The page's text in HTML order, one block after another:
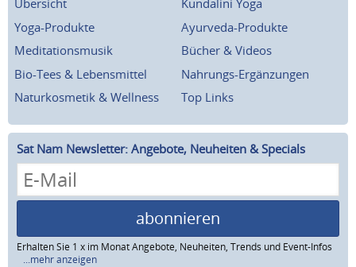
Übersicht
Kundalini Yoga
Yoga-Produkte
Ayurveda-Produkte
Meditationsmusik
Bücher & Videos
Bio-Tees & Lebensmittel
Nahrungs-Ergänzungen
Naturkosmetik & Wellness
Top Links
Sat Nam Newsletter: Angebote, Neuheiten & Specials
abonnieren
Erhalten Sie 1 x im Monat Angebote, Neuheiten, Trends und Event-Infos
...mehr anzeigen